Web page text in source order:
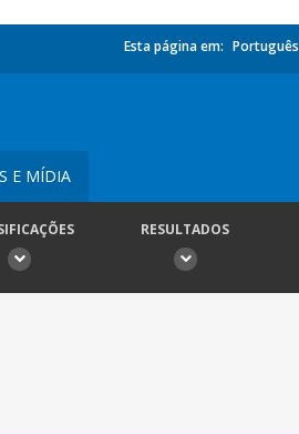
Esta página em: Português
E MÍDIA
RESULTADOS